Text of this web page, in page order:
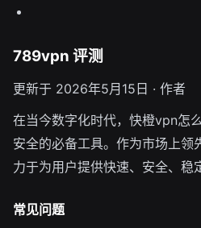
789vpn 评测
更新于 2026年5月15日 · 作者
在当今数字化时代，快橙vpn怎
安全的必备工具。作为市场上领
力于为用户提供快速、安全、稳
常见问题